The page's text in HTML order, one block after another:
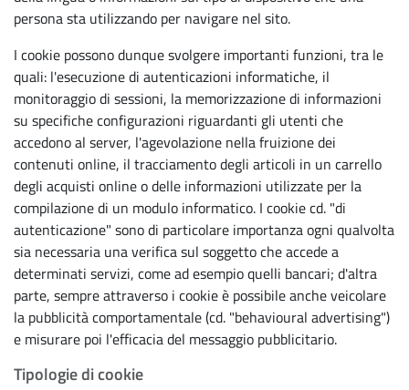
persona sta utilizzando per navigare nel sito.
I cookie possono dunque svolgere importanti funzioni, tra le
quali: l'esecuzione di autenticazioni informatiche, il
monitoraggio di sessioni, la memorizzazione di informazioni
su specifiche configurazioni riguardanti gli utenti che
accedono al server, l'agevolazione nella fruizione dei
contenuti online, il tracciamento degli articoli in un carrello
degli acquisti online o delle informazioni utilizzate per la
compilazione di un modulo informatico. I cookie cd. "di
autenticazione" sono di particolare importanza ogni qualvolta
sia necessaria una verifica sul soggetto che accede a
determinati servizi, come ad esempio quelli bancari; d'altra
parte, sempre attraverso i cookie è possibile anche veicolare
la pubblicità comportamentale (cd. "behavioural advertising")
e misurare poi l'efficacia del messaggio pubblicitario.
Tipologie di cookie